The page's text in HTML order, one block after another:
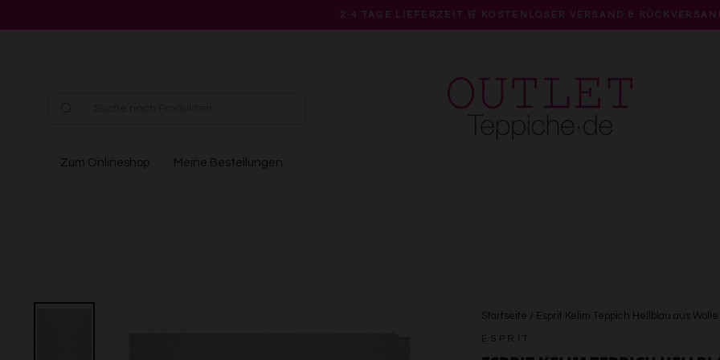
Pause
2-4 TAGE LIEFERZEIT 🛒 KOSTENLOSER VERSAND &
Zum Onlineshop Meine Bestellungen
Startseite / Esprit Kelim Teppich Hellblau aus Wolle
ESPRIT